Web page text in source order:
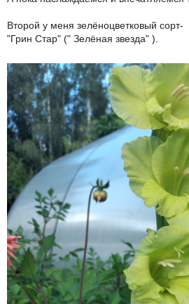
Второй у меня зелёноцветковый сорт-
"Грин Стар" (" Зелёная звезда" ).